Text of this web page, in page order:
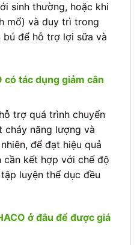
sinh thường, hoặc khi
mổ) và duy trì trong
để hỗ trợ lợi sữa và
có tác dụng giảm cân
trợ quá trình chuyển
cháy năng lượng và
để đạt hiệu quả
cần kết hợp với chế độ
luyện thể dục đều
ở đâu để được giá